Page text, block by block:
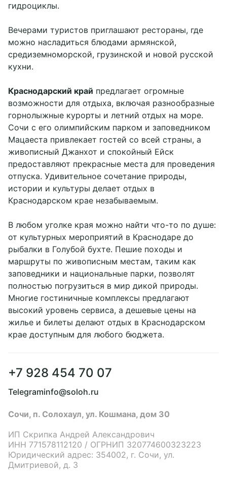
гидроциклы.
Вечерами туристов приглашают рестораны, где
можно насладиться блюдами армянской,
средиземноморской, грузинской и новой русской
кухни.
Краснодарский край предлагает огромные
возможности для отдыха, включая разнообразные
горнолыжные курорты и летний отдых на море.
Сочи с его олимпийским парком и заповедником
Мацаеста привлекает гостей со всей страны, а
живописный Джанхот и спокойный Ейск
предоставляют прекрасные места для проведения
отпуска. Удивительное сочетание природы,
истории и культуры делает отдых в
Краснодарском крае незабываемым.
В любом уголке края можно найти что-то по душе:
от культурных мероприятий в Краснодаре до
рыбалки в Голубой бухте. Пешие походы и
маршруты по живописным местам, таким как
заповедники и национальные парки, позволят
полностью погрузиться в мир дикой природы.
Многие гостиничные комплексы предлагают
высокий уровень сервиса, а дешевые цены на
жилье и билеты делают отдых в Краснодарском
крае доступным для любого бюджета.
+7 928 454 70 07
Telegraminfo@soloh.ru
Сочи, п. Солохаул, ул. Кошмана, дом 30
ИП Скрипка Андрей Александрович
ИНН 771578112120 / ОГРНИП 320774600323223
Юридический адрес: 354002, г. Сочи, ул.
Дмитриевой, д. 3